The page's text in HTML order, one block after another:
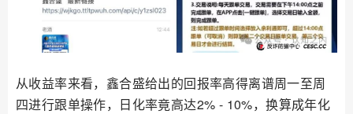
从收益率来看，鑫合盛给出的回报率高得离谱周一至周
四进行跟单操作，日化率竟高达2% - 10%，换算成年化